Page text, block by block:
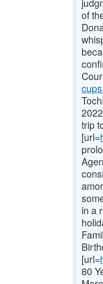
of
trip
[url=
in a
[url=
80